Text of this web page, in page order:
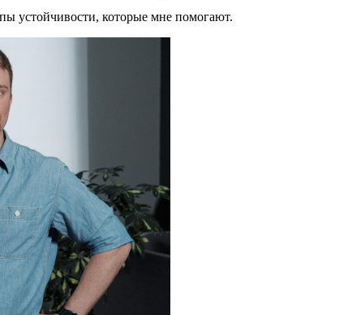
устойчивости, которые мне помогают.